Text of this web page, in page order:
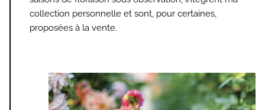
collection personnelle et sont, pour certaines,
proposées à la vente.